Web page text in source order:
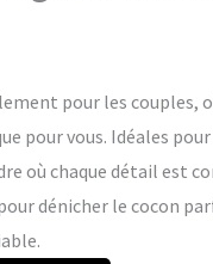
pour les couples,
pour vous. Idéales
où chaque détail est
dénicher le cocon